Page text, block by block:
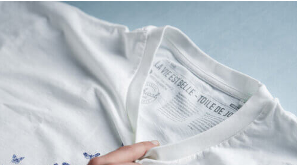
unsere Arbeit?
finanziert sich durch Partnerprofile und Werbung. Beide
unsere unabhängige Berichterstattung schätzen, kannst Du uns mit einer